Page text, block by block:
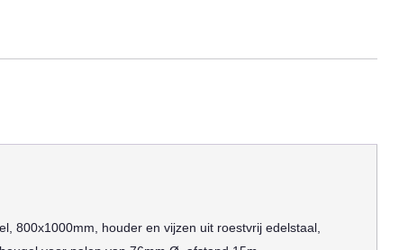
800x1000mm, houder en vijzen uit roestvrij edelstaal,